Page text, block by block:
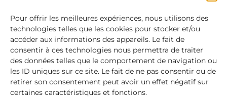
Pour offrir les meilleures expériences, nous utilisons des
technologies telles que les cookies pour stocker et/ou
accéder aux informations des appareils. Le fait de
consentir à ces technologies nous permettra de traiter
des données telles que le comportement de navigation ou
les ID uniques sur ce site. Le fait de ne pas consentir ou de
retirer son consentement peut avoir un effet négatif sur
certaines caractéristiques et fonctions.
Fédération des Distributeurs
de Matériaux de Construction
215 bis, boulevard Saint-Germain
75007 PARIS
Tél : 01 45 48 28 44